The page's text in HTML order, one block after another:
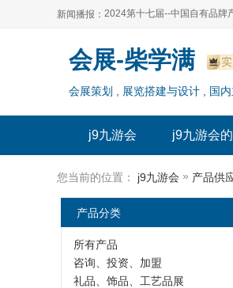
新闻播报：
2024上海自有品牌展--百货展|
2024全球自有--品牌产品亚洲
2024上海自有品牌展--2024
2024第十七届--中国自有品牌
2024全球自有--品牌产品亚洲
2024年上海--第17届自有品牌
会展-柴学满
会展策划 , 展览搭建与设计 , 国
j9九游会 j9九游会
您当前的位置： j9九游会 » 产品供
产品分类
所有产品
咨询、投资、加盟
礼品、饰品、工艺品展